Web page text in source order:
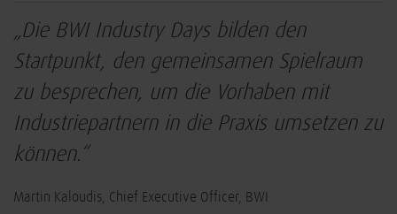
„Die BWI Industry Days bilden den
Startpunkt, den gemeinsamen Spielraum
zu besprechen, um die Vorhaben mit
Industriepartnern in die Praxis umsetzen zu
können.“
Martin Kaloudis, Chief Executive Officer, BWI